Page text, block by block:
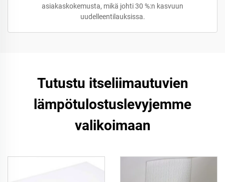
asiakaskokemusta, mikä johti 30 %:n kasvuun
uudelleentilauksissa.
Tutustu itseliimautuvien
lämpötulostuslevyjemme
valikoimaan